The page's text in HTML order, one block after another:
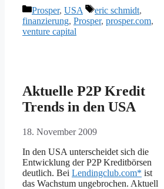
Kategorien
Prosper, USA Schlagwörter
eric schmidt,
finanzierung, Prosper, prosper.com,
venture capital
Aktuelle P2P Kredit
Trends in den USA
18. November 2009
In den USA unterscheidet sich die
Entwicklung der P2P Kreditbörsen
deutlich. Bei Lendingclub.com* ist
das Wachstum ungebrochen. Aktuell